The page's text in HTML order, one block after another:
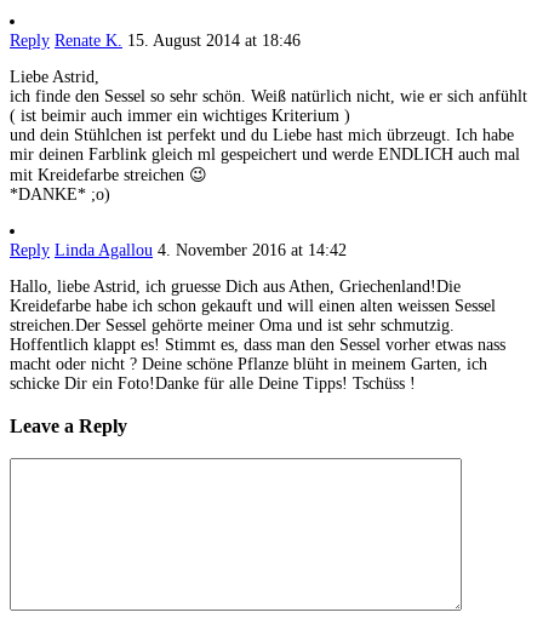
Reply Renate K. 15. August 2014 at 18:46
Liebe Astrid,
ich finde den Sessel so sehr schön. Weiß natürlich nicht, wie er sich anfühlt
( ist beimir auch immer ein wichtiges Kriterium )
und dein Stühlchen ist perfekt und du Liebe hast mich übrzeugt. Ich habe
mir deinen Farblink gleich ml gespeichert und werde ENDLICH auch mal
mit Kreidefarbe streichen 😉
*DANKE* ;o)
Reply Linda Agallou 4. November 2016 at 14:42
Hallo, liebe Astrid, ich gruesse Dich aus Athen, Griechenland!Die
Kreidefarbe habe ich schon gekauft und will einen alten weissen Sessel
streichen.Der Sessel gehörte meiner Oma und ist sehr schmutzig.
Hoffentlich klappt es! Stimmt es, dass man den Sessel vorher etwas nass
macht oder nicht ? Deine schöne Pflanze blüht in meinem Garten, ich
schicke Dir ein Foto!Danke für alle Deine Tipps! Tschüss !
Leave a Reply